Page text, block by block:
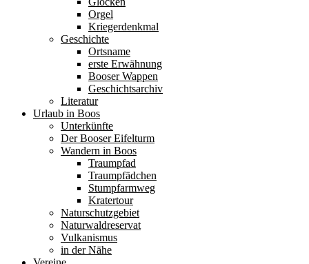
Orgel
Kriegerdenkmal
Geschichte
Ortsname
erste Erwähnung
Booser Wappen
Geschichtsarchiv
Literatur
Urlaub in Boos
Unterkünfte
Der Booser Eifelturm
Wandern in Boos
Traumpfad
Traumpfädchen
Stumpfarmweg
Kratertour
Naturschutzgebiet
Naturwaldreservat
Vulkanismus
in der Nähe